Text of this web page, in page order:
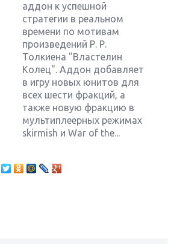
аддон к успешной
стратегии в реальном
времени по мотивам
произведений Р. Р.
Толкиена "Властелин
Колец". Аддон добавляет
в игру новых юнитов для
всех шести фракций, а
также новую фракцию в
мультиплеерных режимах
skirmish и War of the...